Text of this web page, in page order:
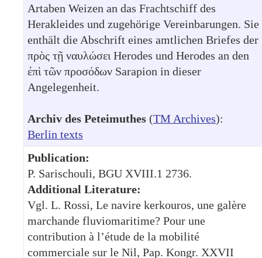
Artaben Weizen an das Frachtschiff des
Herakleides und zugehörige Vereinbarungen. Sie
enthält die Abschrift eines amtlichen Briefes der
πρὸς τῇ ναυλώσει Herodes und Herodes an den
ἐπὶ τῶν προσόδων Sarapion in dieser
Angelegenheit.
Archiv des Peteimuthes (TM Archives):
Berlin texts
Publication:
P. Sarischouli, BGU XVIII.1 2736.
Additional Literature:
Vgl. L. Rossi, Le navire kerkouros, une galère
marchande fluviomaritime? Pour une
contribution à l’étude de la mobilité
commerciale sur le Nil, Pap. Kongr. XXVII